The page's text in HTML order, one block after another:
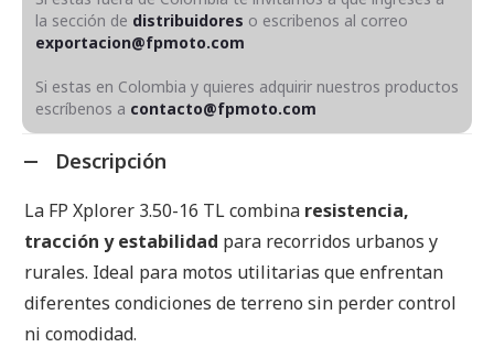
la sección de distribuidores o escribenos al correo
exportacion@fpmoto.com
Si estas en Colombia y quieres adquirir nuestros productos
escríbenos a contacto@fpmoto.com
Descripción
La FP Xplorer 3.50-16 TL combina resistencia,
tracción y estabilidad para recorridos urbanos y
rurales. Ideal para motos utilitarias que enfrentan
diferentes condiciones de terreno sin perder control
ni comodidad.